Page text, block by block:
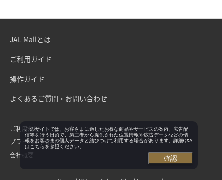
JAL Mallとは
ご利用ガイド
操作ガイド
よくあるご質問・お問い合わせ
ご利用規約
プライバシーポリシー
会社概要
このサイトでは、お客さまに適したお得な商品やサービスの案内、広告配
信等を行う目的で、第三者から提供された位置情報や広告データなどの情
報をお客さまの個人データと結びつけて利用する場合があります。詳細Q&A
は こちらを参照ください。
確認